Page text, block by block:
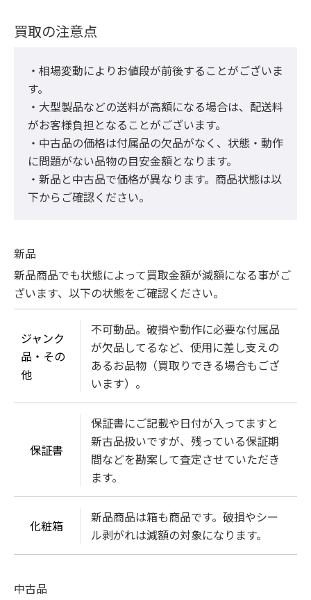
買取の注意点
・相場変動によりお値段が前後することがございま
す。
・大型製品などの送料が高額になる場合は、配送料
がお客様負担となることがございます。
・中古品の価格は付属品の欠品がなく、状態・動作
に問題がない品物の目安金額となります。
・新品と中古品で価格が異なります。商品状態は以
下からご確認ください。
新品
新品商品でも状態によって買取金額が減額になる事がご
ざいます、以下の状態をご確認ください。
ジャンク
品・その
他
不可動品。破損や動作に必要な付属品
が欠品してるなど、使用に差し支えの
あるお品物（買取りできる場合もござ
います）。
保証書
保証書にご記載や日付が入ってますと
新古品扱いですが、残っている保証期
間などを勘案して査定させていただき
ます。
化粧箱
新品商品は箱も商品です。破損やシー
ル剥がれは減額の対象になります。
中古品